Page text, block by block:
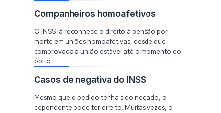
Companheiros homoafetivos
O INSS já reconhece o direito à pensão por
morte em uniões homoafetivas, desde que
comprovada a união estável até o momento do
óbito.
Casos de negativa do INSS
Mesmo que o pedido tenha sido negado, o
dependente pode ter direito. Muitas vezes, o